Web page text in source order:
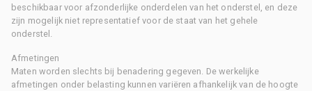
beschikbaar voor afzonderlijke onderdelen van het onderstel, en deze
zijn mogelijk niet representatief voor de staat van het gehele
onderstel.
Afmetingen
Maten worden slechts bij benadering gegeven. De werkelijke
afmetingen onder belasting kunnen variëren afhankelijk van de hoogte